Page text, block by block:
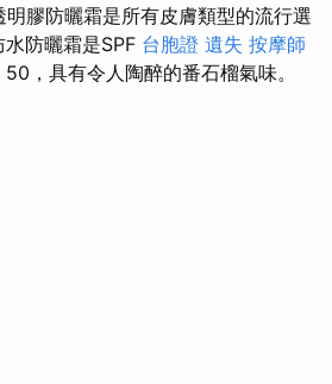
膠防曬霜是所有皮膚類型的流行選
水防曬霜是SPF 台胞證 遺失 按摩師
50，具有令人陶醉的番石榴氣味。